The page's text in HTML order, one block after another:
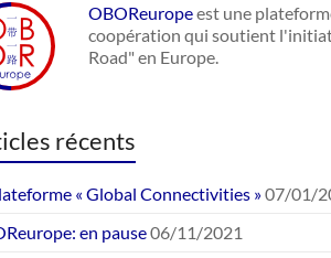
OBOReuropeest une
coopération qui soutient
Road" en Europe.
récents
« Global Connectivities »07/01/
en pause06/11/2021